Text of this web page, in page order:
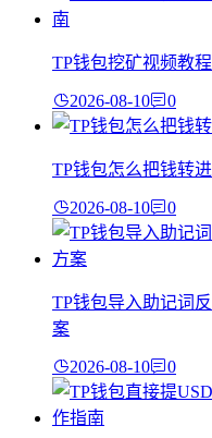
TP钱包挖矿视频教
2026-08-10 0
TP钱包怎么把钱转
2026-08-10 0
TP钱包导入助记词
案
2026-08-10 0